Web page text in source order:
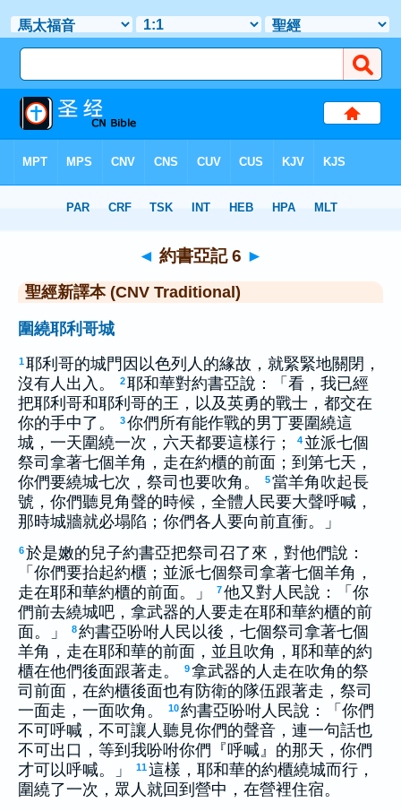
> 約書亞記 6
◄ 約書亞記 6 ►
聖經新譯本 (CNV Traditional)
圍繞耶利哥城
1耶利哥的城門因以色列人的緣故，就緊緊地關閉，
沒有人出入。
2耶和華對約書亞說：「看，我已經
把耶利哥和耶利哥的王，以及英勇的戰士，都交在
你的手中了。
3你們所有能作戰的男丁要圍繞這
城，一天圍繞一次，六天都要這樣行；
4 並派七個
祭司拿著七個羊角，走在約櫃的前面；到第七天，
你們要繞城七次，祭司也要吹角。
5當羊角吹起長
號，你們聽見角聲的時候，全體人民要大聲呼喊，
那時城牆就必塌陷；你們各人要向前直衝。」
6於是嫩的兒子約書亞把祭司召了來，對他們說：
「你們要抬起約櫃；並派七個祭司拿著七個羊角，
走在耶和華約櫃的前面。」
7他又對人民說：「你
們前去繞城吧，拿武器的人要走在耶和華約櫃的前
面。」
8約書亞吩咐人民以後，七個祭司拿著七個
羊角，走在耶和華的前面，並且吹角，耶和華的約
櫃在他們後面跟著走。
9拿武器的人走在吹角的祭
司前面，在約櫃後面也有防衛的隊伍跟著走，祭司
一面走，一面吹角。
10約書亞吩咐人民說：「你們
不可呼喊，不可讓人聽見你們的聲音，連一句話也
不可出口，等到我吩咐你們『呼喊』的那天，你們
才可以呼喊。」
11這樣，耶和華的約櫃繞城而行，
圍繞了一次，眾人就回到營中，在營裡住宿。